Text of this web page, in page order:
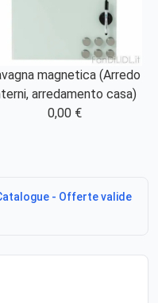
magnetica (Arredo
arredamento casa)
0,00 €
- Offerte valide